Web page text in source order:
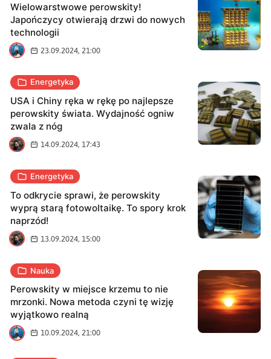
Wielowarstwowe perowskity!
Japończycy otwierają drzwi do nowych
technologii
A
23.09.2024, 21:00
Energetyka
USA i Chiny ręka w rękę po najlepsze
perowskity świata. Wydajność ogniw
zwala z nóg
J
14.09.2024, 17:43
Energetyka
To odkrycie sprawi, że perowskity
wyprą starą fotowoltaikę. To spory krok
naprzód!
J
13.09.2024, 15:00
Nauka
Perowskity w miejsce krzemu to nie
mrzonki. Nowa metoda czyni tę wizję
wyjątkowo realną
A
10.09.2024, 21:00